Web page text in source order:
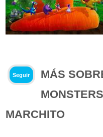
Seguir
MÁS
MARCHITO